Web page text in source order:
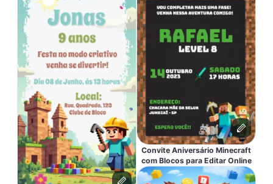
Convite Aniversário Minecraft
com Blocos para Editar Online